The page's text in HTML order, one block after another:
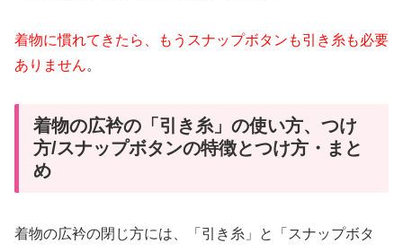
着物に慣れてきたら、もうスナップボタンも引き糸も必要
ありません。
着物の広衿の「引き糸」の使い方、つけ
方/スナップボタンの特徴とつけ方・まと
め
着物の広衿の閉じ方には、「引き糸」と「スナップボタ